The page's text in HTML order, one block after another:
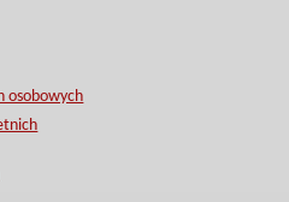
osobowych